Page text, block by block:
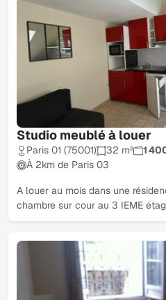
Studio meublé à louer
Paris 01 (75001) 32 m²
1
À 2km de Paris 03
A louer au mois dans une
chambre sur cour au 3 IEME